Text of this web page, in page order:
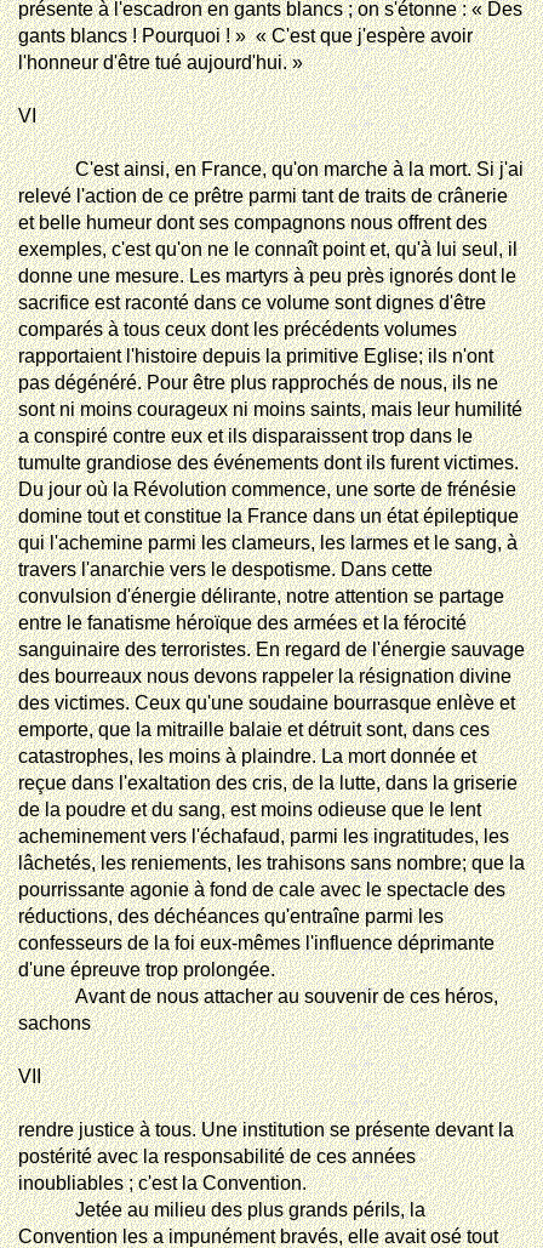
présente à l'escadron en gants blancs ; on s'étonne : « Des
gants blancs ! Pourquoi ! »  « C'est que j'espère avoir
l'honneur d'être tué aujourd'hui. »
VI
C'est ainsi, en France, qu'on marche à la mort. Si j'ai
relevé l'action de ce prêtre parmi tant de traits de crânerie
et belle humeur dont ses compagnons nous offrent des
exemples, c'est qu'on ne le connaît point et, qu'à lui seul, il
donne une mesure. Les martyrs à peu près ignorés dont le
sacrifice est raconté dans ce volume sont dignes d'être
comparés à tous ceux dont les précédents volumes
rapportaient l'histoire depuis la primitive Eglise; ils n'ont
pas dégénéré. Pour être plus rapprochés de nous, ils ne
sont ni moins courageux ni moins saints, mais leur humilité
a conspiré contre eux et ils disparaissent trop dans le
tumulte grandiose des événements dont ils furent victimes.
Du jour où la Révolution commence, une sorte de frénésie
domine tout et constitue la France dans un état épileptique
qui l'achemine parmi les clameurs, les larmes et le sang, à
travers l'anarchie vers le despotisme. Dans cette
convulsion d'énergie délirante, notre attention se partage
entre le fanatisme héroïque des armées et la férocité
sanguinaire des terroristes. En regard de l'énergie sauvage
des bourreaux nous devons rappeler la résignation divine
des victimes. Ceux qu'une soudaine bourrasque enlève et
emporte, que la mitraille balaie et détruit sont, dans ces
catastrophes, les moins à plaindre. La mort donnée et
reçue dans l'exaltation des cris, de la lutte, dans la griserie
de la poudre et du sang, est moins odieuse que le lent
acheminement vers l'échafaud, parmi les ingratitudes, les
lâchetés, les reniements, les trahisons sans nombre; que la
pourrissante agonie à fond de cale avec le spectacle des
réductions, des déchéances qu'entraîne parmi les
confesseurs de la foi eux-mêmes l'influence déprimante
d'une épreuve trop prolongée.
Avant de nous attacher au souvenir de ces héros,
sachons
VII
rendrejustice à tous. Une institution se présente devant la
postérité avec la responsabilité de ces années
inoubliables ; c'est la Convention.
Jetée au milieu des plus grands périls, la
Convention les a impunément bravés, elle avait osé tout